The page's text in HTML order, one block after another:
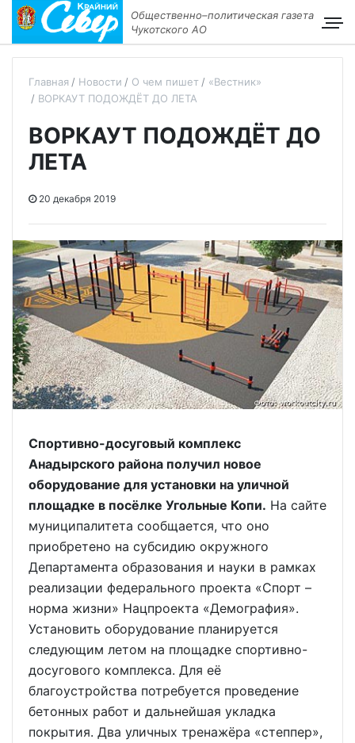
Общественно–политическая газета
Чукотского АО
Главная Новости О чем пишет
«Вестник»
ВОРКАУТ ПОДОЖДЁТ ДО ЛЕТА
ВОРКАУТ ПОДОЖДЁТ ДО
ЛЕТА
20 декабря 2019
Спортивно-досуговый комплекс
Анадырского района получил новое
оборудование для установки на уличной
площадке в посёлке Угольные Копи. На сайте
муниципалитета сообщается, что оно
приобретено на субсидию окружного
Департамента образования и науки в рамках
реализации федерального проекта «Спорт –
норма жизни» Нацпроекта «Демография».
Установить оборудование планируется
следующим летом на площадке спортивно-
досугового комплекса. Для её
благоустройства потребуется проведение
бетонных работ и дальнейшая укладка
покрытия. Два уличных тренажёра «степпер»,